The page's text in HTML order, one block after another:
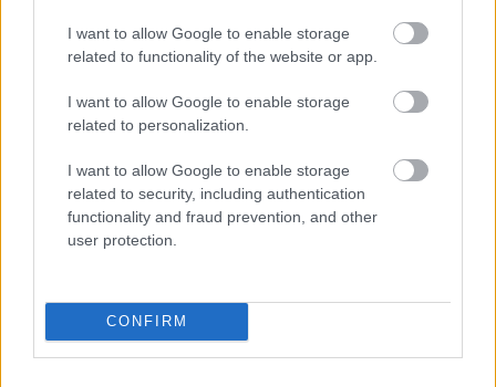
I want to allow Google to enable storage
related to functionality of the website or app.
I want to allow Google to enable storage
related to personalization.
I want to allow Google to enable storage
related to security, including authentication
functionality and fraud prevention, and other
user protection.
CONFIRM
Δεν ανοίγει η μπάρα στα διόδια με το e-pass ενώ έχει